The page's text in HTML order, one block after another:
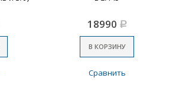
18990 Р
В КОРЗИНУ
Сравнить